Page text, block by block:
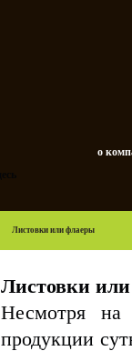
о
Листовки или флаеры
Листовки
Несмотря на
продукции